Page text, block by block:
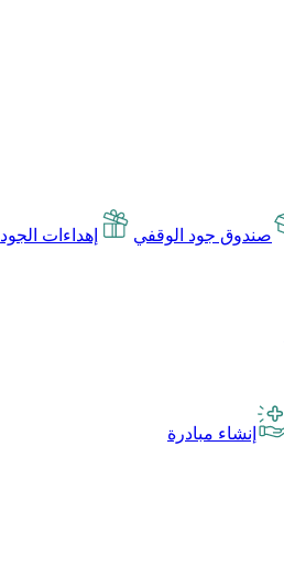
صندوق جود الوقفي إهداءات الجود
إنشاء مبادرة